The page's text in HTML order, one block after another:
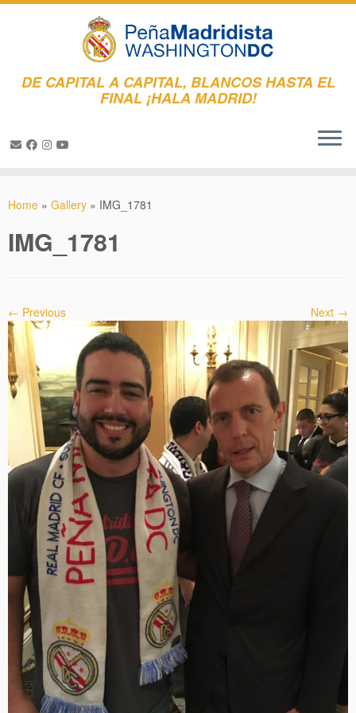
DE CAPITAL A CAPITAL, BLANCOS HASTA EL
FINAL ¡HALA MADRID!
Home » Gallery » IMG_1781
IMG_1781
← Previous Next →